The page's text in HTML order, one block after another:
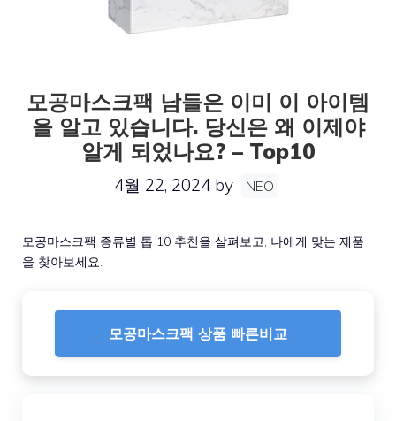
모공마스크팩 남들은 이미 이 아이템
을 알고 있습니다. 당신은 왜 이제야
알게 되었나요? – Top10
4월 22, 2024 by NEO
모공마스크팩 종류별 톱 10 추천을 살펴보고, 나에게 맞는 제품
을 찾아보세요.
모공마스크팩 상품 빠른비교